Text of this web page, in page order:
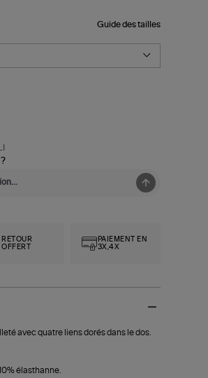
Guide des tailles
RETOUR
OFFERT
PAIEMENT EN
3X,4X
avec quatre liens dorés dans le dos.
élasthanne.